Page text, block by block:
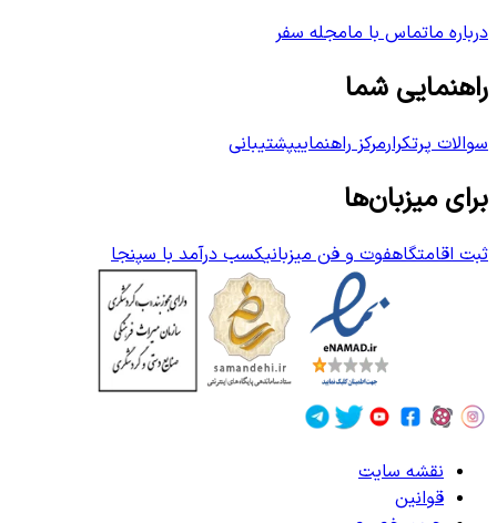
درباره ماتماس با مامجله سفر
راهنمایی شما
سوالات پرتکرارمرکز راهنماییپشتیبانی
برای میزبان‌ها
ثبت اقامتگاهفوت و فن میزبانیکسب درآمد با سپنجا
نقشه سایت
قوانین